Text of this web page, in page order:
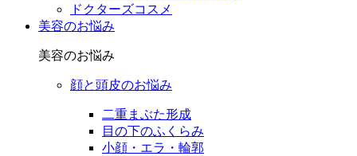
ドクターズコスメ
美容のお悩み
美容のお悩み
顔と頭皮のお悩み
二重まぶた形成
目の下のふくらみ
小顔・エラ・輪郭